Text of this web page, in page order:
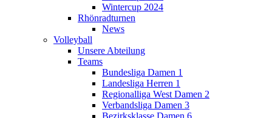
Wintercup 2024
Rhönradturnen
News
Volleyball
Unsere Abteilung
Teams
Bundesliga Damen 1
Landesliga Herren 1
Regionalliga West Damen 2
Verbandsliga Damen 3
Bezirksklasse Damen 6